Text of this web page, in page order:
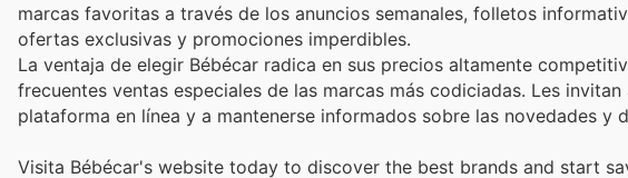
marcas favoritas a través de los anuncios semanales, folletos
ofertas exclusivas y promociones imperdibles.
La ventaja de elegir Bébécar radica en sus precios altamente
frecuentes ventas especiales de las marcas más codiciadas. Les
plataforma en línea y a mantenerse informados sobre las novedades
Visita Bébécar's website today to discover the best brands and start